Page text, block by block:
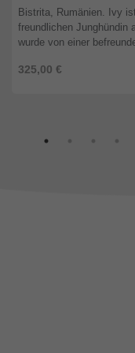
325,00 €
Bistrita, Rumänien. Ivy
freundlichen Junghündin
wurde von einer